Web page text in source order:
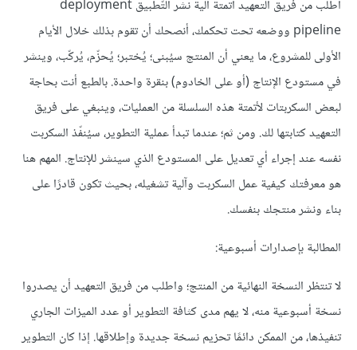
اطلب من فريق التعهيد أتمتة آلية نشر التّطبيق deployment
pipeline ووضعه تحت تحكمك، أنصحك أن تقوم بذلك خلال الأيام
الأولى للمشروع، ما يعني أن المنتج سيُبنى؛ يُختبر؛ يُحزّم، يُركّب، وينشر
في مستودع الإنتاج (أو على الخادوم) بنقرة واحدة. بالطبع أنت بحاجة
لبعض السكربتات لأتمتة هذه السلسلة من العمليات، وينبغي على فريق
التعهيد كتابتها لك. ومن ثم؛ عندما تبدأ عملية التطوير، سيُنفّذ السكربت
نفسه عند إجراء أي تعديل على المستودع الذي سينشر للإنتاج. المهم هنا
هو معرفتك كيفية عمل السكربت وآلية تشغيله، بحيث تكون قادرًا على
بناء ونشر منتجك بنفسك.
المطالبة بإصدارات أسبوعية:
لا تنتظر النسخة النهائية من المنتج؛ واطلب من فريق التعهيد أن يصدروا
نسخة أسبوعية منه، لا يهم مدى كثافة التطوير أو عدد الميزات الجاري
تنفيذها، من الممكن دائمًا تحزيم نسخة جديدة وإطلاقها. إذا كان التطوير